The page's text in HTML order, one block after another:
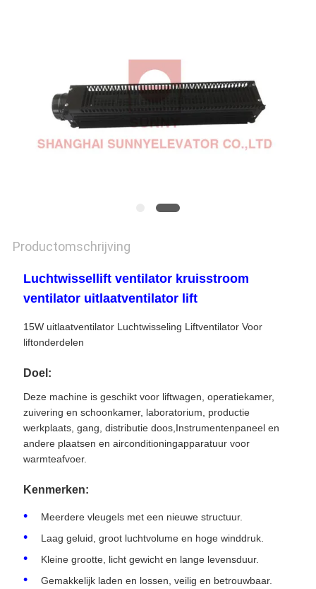
Productomschrijving
Luchtwissellift ventilator kruisstroom
ventilator uitlaatventilator lift
15W uitlaatventilator Luchtwisseling Liftventilator Voor
liftonderdelen
Doel:
Deze machine is geschikt voor liftwagen, operatiekamer,
zuivering en schoonkamer, laboratorium, productie
werkplaats, gang, distributie doos,Instrumentenpaneel en
andere plaatsen en airconditioningapparatuur voor
warmteafvoer.
Kenmerken:
Meerdere vleugels met een nieuwe structuur.
Laag geluid, groot luchtvolume en hoge winddruk.
Kleine grootte, licht gewicht en lange levensduur.
Gemakkelijk laden en lossen, veilig en betrouwbaar.